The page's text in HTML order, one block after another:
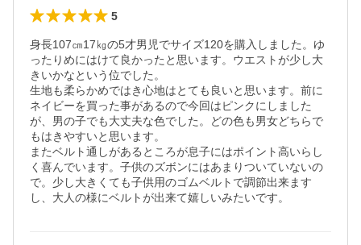
5
身長107㎝17㎏の5才男児でサイズ120を購入しました。ゆ
ったりめにはけて良かったと思います。ウエストが少し大
きいかなという位でした。
生地も柔らかめではき心地はとても良いと思います。前に
ネイビーを買った事があるので今回はピンクにしました
が、男の子でも大丈夫な色でした。どの色も男女どちらで
もはきやすいと思います。
またベルト通しがあるところが息子にはポイント高いらし
く喜んでいます。子供のズボンにはあまりついていないの
で。少し大きくても子供用のゴムベルトで調節出来ます
し、大人の様にベルトが出来て嬉しいみたいです。